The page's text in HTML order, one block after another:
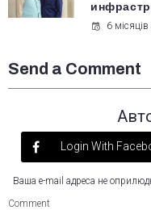
6
Send a Comment
Login With
Ваша e-mail адреса не
Comment